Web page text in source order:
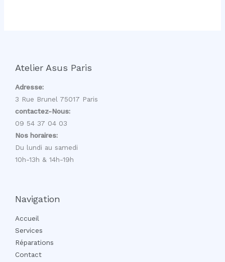
Atelier Asus Paris
Adresse:
3 Rue Brunel 75017 Paris
contactez-Nous:
09 54 37 04 03
Nos horaires:
Du lundi au samedi
10h-13h & 14h-19h
Navigation
Accueil
Services
Réparations
Contact